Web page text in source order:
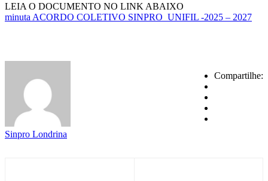
LEIA O DOCUMENTO NO LINK ABAIXO
minuta ACORDO COLETIVO SINPRO_UNIFIL -2025 – 2027
Compartilhe:
Sinpro Londrina